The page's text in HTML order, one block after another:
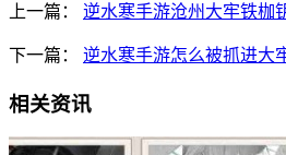
上一篇： 逆水寒手游沧州大牢铁枷
下一篇： 逆水寒手游怎么被抓进大
相关资讯